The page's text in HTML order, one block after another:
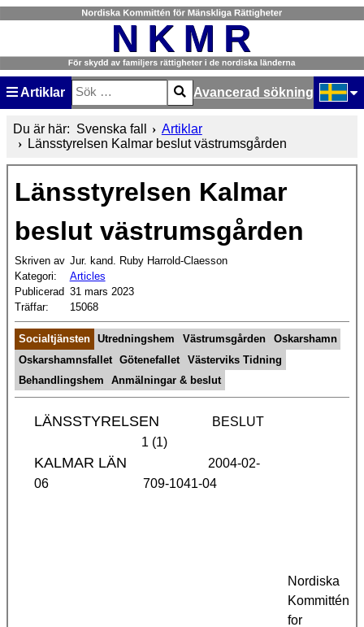
Artiklar
Sök
Type 2 or more characters for results.
Avancerad sökning
Du är här: Svenska fall
Artiklar
Länsstyrelsen Kalmar beslut västrumsgården
Länsstyrelsen Kalmar
beslut västrumsgården
Skriven av Jur. kand. Ruby Harrold-Claesson
Kategori:
Articles
Publicerad 31 mars 2023
Träffar:
15068
Socialtjänsten Utredningshem Västrumsgården
Oskarshamn
Oskarshamnsfallet
Götenefallet
Västerviks Tidning
Behandlingshem
Anmälningar & beslut
LÄNSSTYRELSEN
BESLUT
1 (1)
KALMAR LÄN
2004-02-
06
709-1041-04
Nordiska
Kommittén
for